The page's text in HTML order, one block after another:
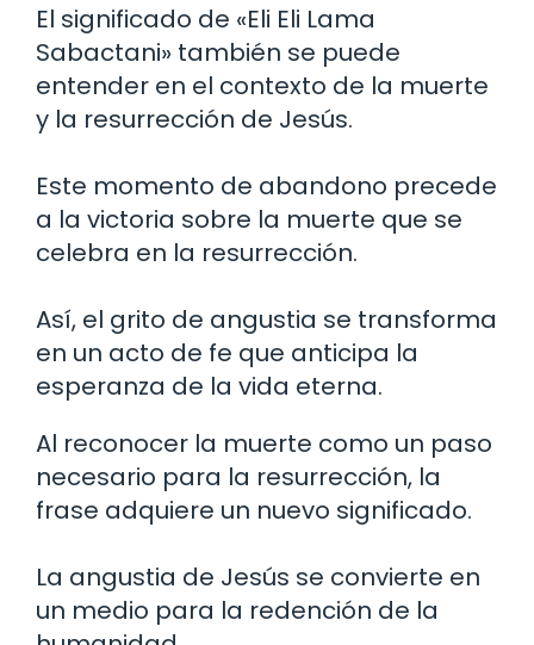
El significado de «Eli Eli Lama
Sabactani» también se puede
entender en el contexto de la muerte
y la resurrección de Jesús.
Este momento de abandono precede
a la victoria sobre la muerte que se
celebra en la resurrección.
Así, el grito de angustia se transforma
en un acto de fe que anticipa la
esperanza de la vida eterna.
Al reconocer la muerte como un paso
necesario para la resurrección, la
frase adquiere un nuevo significado.
La angustia de Jesús se convierte en
un medio para la redención de la